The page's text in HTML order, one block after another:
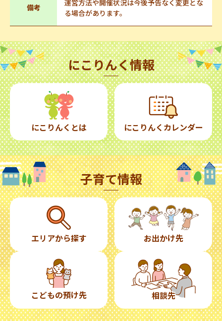
備考
運営方法や開催状況は今後予告なく変更とな
る場合があります。
にこりんく情報
にこりんくとは にこりんくカレンダー
子育て情報
エリアから探す お出かけ先
こどもの預け先 相談先